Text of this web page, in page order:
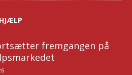
fremgangen på